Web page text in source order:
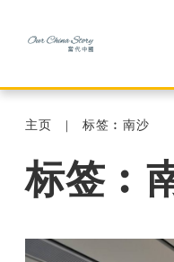
主页 标签︰南沙
标签︰